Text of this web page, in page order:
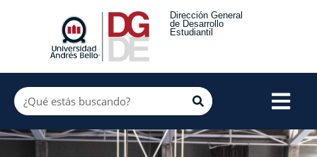
Dirección General
de Desarrollo
Estudiantil